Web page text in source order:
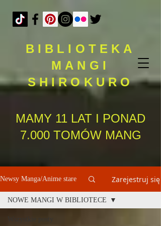
BIBLIOTEKA
MANGI
SHIROKURO
MAMY 11 LAT I PONAD
7.000 TOMÓW MANG
Newsy Manga/Anime stare Zarejestruj się
NOWE MANGI W BIBLIOTECE